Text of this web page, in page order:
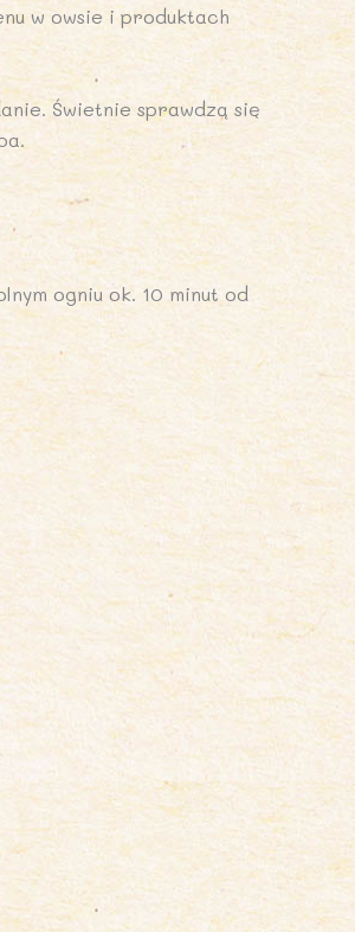
w owsie i produktach
Świetnie sprawdzą się
ogniu ok. 10 minut od